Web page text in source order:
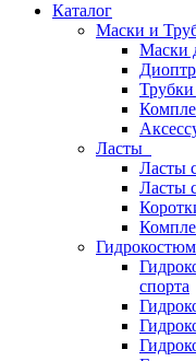
Каталог
Маски и
Маски
Трубки
Ласты
Ласты
Ласты
спорта